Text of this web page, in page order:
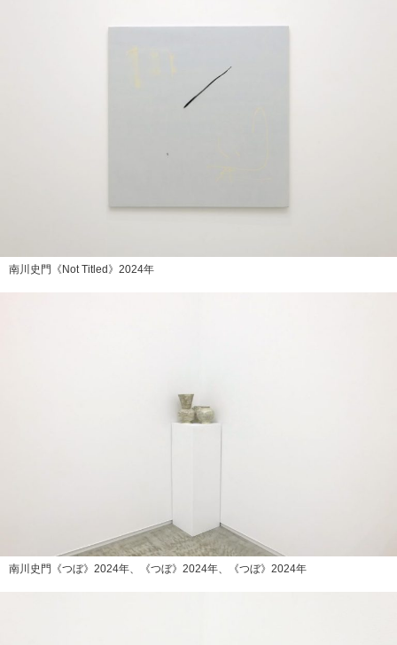
南川史門《Not Titled》2024年
南川史門《つぼ》2024年、《つぼ》2024年、《つぼ》2024年